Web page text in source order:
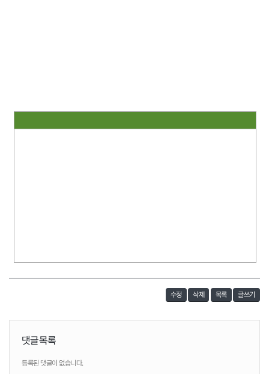
수정 삭제 목록 글쓰기
댓글목록
등록된 댓글이 없습니다.